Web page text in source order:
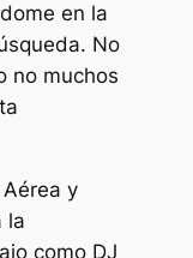
en la
No
no muchos
y
la
como DJ